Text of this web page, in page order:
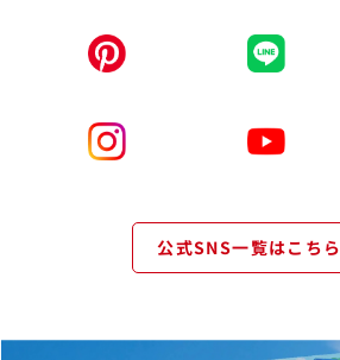
公式SNS一覧はこちら